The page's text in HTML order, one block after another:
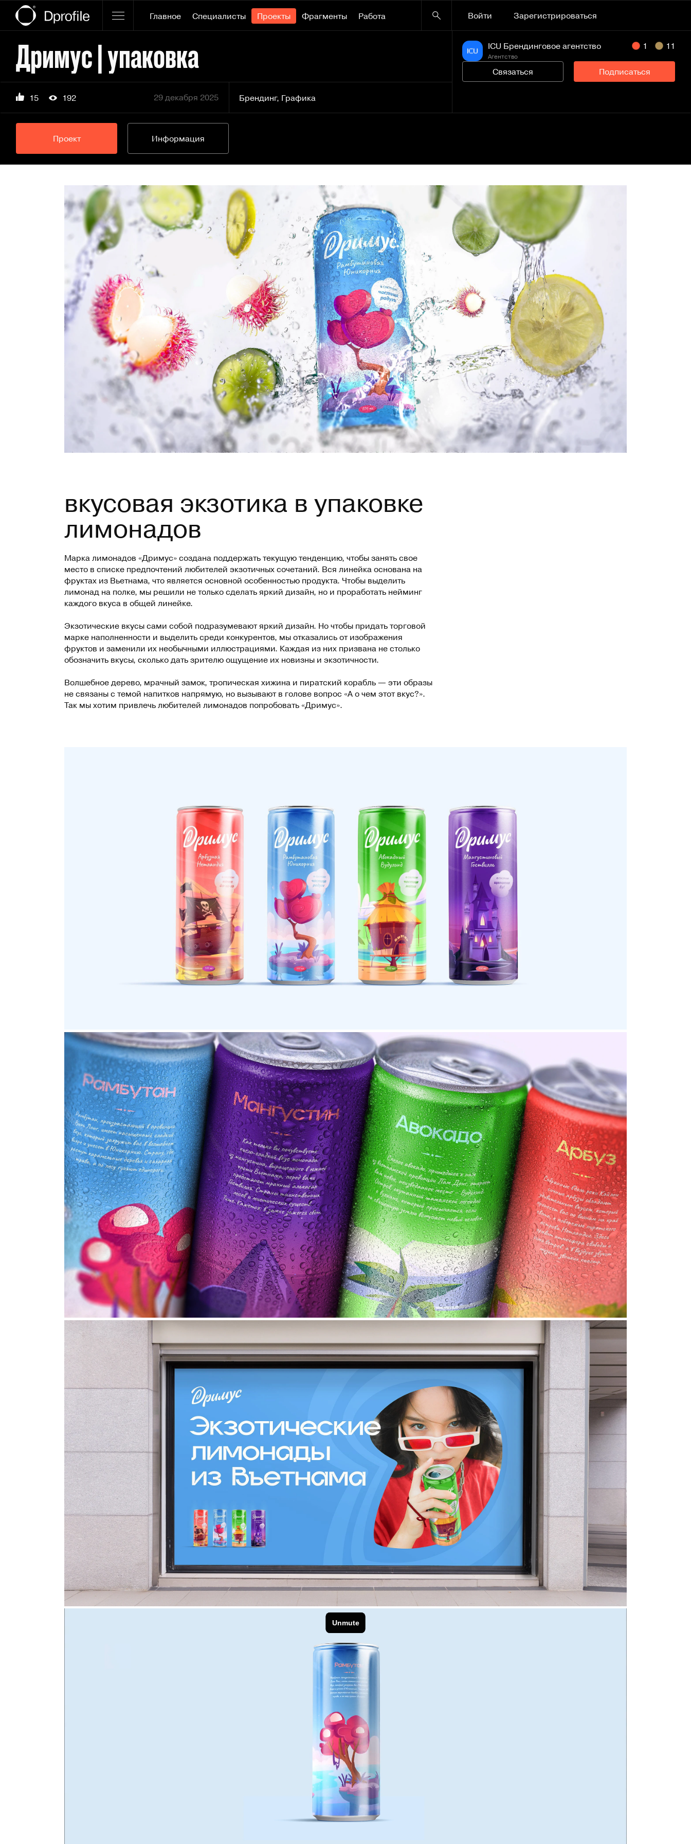
Главное Специалисты Проекты Фрагменты Работа Войти Зарегистрироваться
Дримуc | упаковка
15 192 29 декабря 2025 Брендинг, Графика
ICU Брендинговое агентство
Агентство
1 11
Связаться Подписаться
Проект Информация
вкусовая экзотика в упаковке
лимонадов
Марка лимонадов «Дримус» создана поддержать текущую тенденцию, чтобы занять свое
место в списке предпочтений любителей экзотичных сочетаний. Вся линейка основана на
фруктах из Вьетнама, что является основной особенностью продукта. Чтобы выделить
лимонад на полке, мы решили не только сделать яркий дизайн, но и проработать нейминг
каждого вкуса в общей линейке.
Экзотические вкусы сами собой подразумевают яркий дизайн. Но чтобы придать торговой
марке наполненности и выделить среди конкурентов, мы отказались от изображения
фруктов и заменили их необычными иллюстрациями. Каждая из них призвана не столько
обозначить вкусы, сколько дать зрителю ощущение их новизны и экзотичности.
Волшебное дерево, мрачный замок, тропическая хижина и пиратский корабль — эти образы
не связаны с темой напитков напрямую, но вызывают в голове вопрос «А о чем этот вкус?».
Так мы хотим привлечь любителей лимонадов попробовать «Дримус».